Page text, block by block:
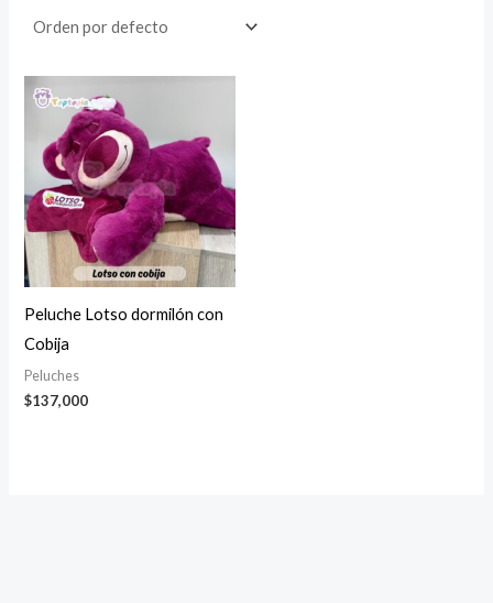
Peluche Lotso dormilón con
Cobija
Peluches
$137,000